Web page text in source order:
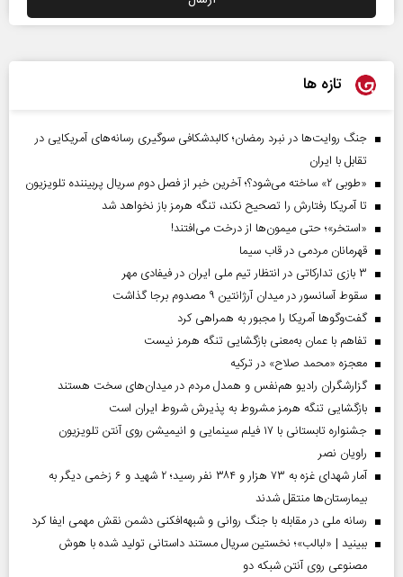
تازه ها
جنگ روایت‌ها در نبرد رمضان؛ کالبدشکافی سوگیری رسانه‌های آمریکایی در
تقابل با ایران
«طوبی ۲» ساخته می‌شود؟؛ آخرین خبر از فصل دوم سریال پربیننده تلویزیون
تا آمریکا رفتارش را تصحیح نکند، تنگه هرمز باز نخواهد شد
«استخر»‌‌؛ حتی میمون‌ها از درخت می‌افتند!
قهرمانان مردمی در قاب سیما
۳ بازی تدارکاتی در انتظار تیم ملی ایران در فیفادی مهر
سقوط آسانسور در میدان آرژانتین ۹ مصدوم برجا گذاشت
گفت‌وگوها آمریکا را مجبور به همراهی کرد
تفاهم با عمان به‌معنی بازگشایی تنگه هرمز نیست
معجزه «محمد صلاح» در ترکیه
گزارشگران رادیو هم‌نفس و همدل مردم در میدان‌های سخت هستند
بازگشایی تنگه هرمز مشروط به پذیرش شروط ایران است
جشنواره تابستانی با ۱۷ فیلم سینمایی و انیمیشن روی آنتن تلویزیون
راویان نصر
آمار شهدای غزه به ۷۳ هزار و ۳۸۴ نفر رسید؛ ۲ شهید و ۶ زخمی دیگر به
بیمارستان‌ها منتقل شدند
رسانه ملی در مقابله با جنگ روانی و شبهه‌افکنی دشمن نقش مهمی ایفا کرد
ببینید | «لبالب»؛ نخستین سریال مستند داستانی تولید شده با هوش
مصنوعی روی آنتن شبکه دو